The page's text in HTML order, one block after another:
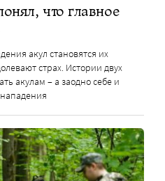
что главное
акул становятся их
страх. Истории двух
акулам – а заодно себе и